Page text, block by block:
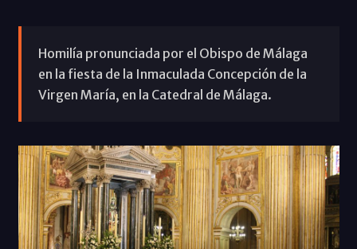
Homilía pronunciada por el Obispo de Málaga
en la fiesta de la Inmaculada Concepción de la
Virgen María, en la Catedral de Málaga.